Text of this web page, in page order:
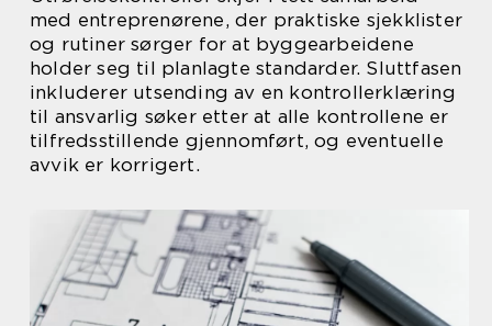
med entreprenørene, der praktiske sjekklister
og rutiner sørger for at byggearbeidene
holder seg til planlagte standarder. Sluttfasen
inkluderer utsending av en kontrollerklæring
til ansvarlig søker etter at alle kontrollene er
tilfredsstillende gjennomført, og eventuelle
avvik er korrigert.